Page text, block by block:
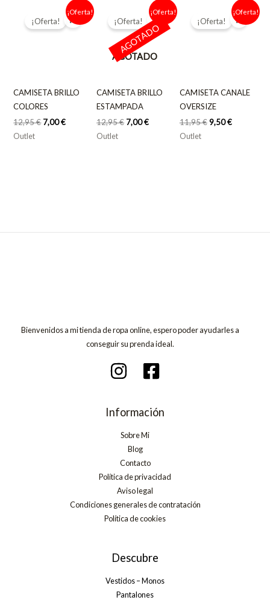
¡Oferta!
¡Oferta!
CAMISETA BRILLO
COLORES
12,95€
precio
original
7,00€
El
precio
actual
Outlet
¡Oferta!
AGOTADO
¡Oferta!
CAMISETA BRILLO
ESTAMPADA
12,95€
precio
original
era:
12,95 €.
7,00€
El
precio
actual
es:
Outlet
AGOTADO
¡Oferta!
¡Oferta!
CAMISETA CANALE
OVERSIZE
11,95€
precio
original
9,50€
El
precio
actual
Outlet
Bienvenidos a mi tienda de ropa online, espero poder ayudarles a
conseguir su prenda ideal.
Información
Sobre Mi
Blog
Contacto
Política de privacidad
Aviso legal
Condiciones generales de contratación
Política de cookies
Descubre
Vestidos – Monos
Pantalones